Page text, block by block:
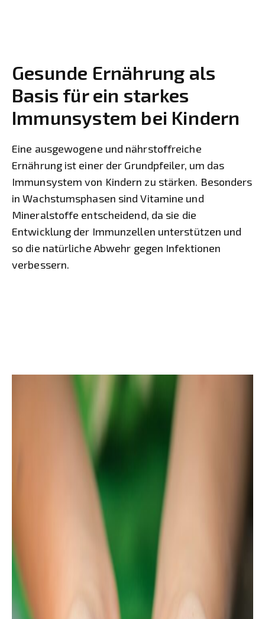
Gesunde Ernährung als
Basis für ein starkes
Immunsystem bei Kindern
Eine ausgewogene und nährstoffreiche
Ernährung ist einer der Grundpfeiler, um das
Immunsystem von Kindern zu stärken. Besonders
in Wachstumsphasen sind Vitamine und
Mineralstoffe entscheidend, da sie die
Entwicklung der Immunzellen unterstützen und
so die natürliche Abwehr gegen Infektionen
verbessern.